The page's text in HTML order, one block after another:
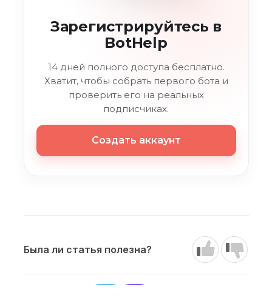
Зарегистрируйтесь в
BotHelp
14 дней полного доступа бесплатно.
Хватит, чтобы собрать первого бота и
проверить его на реальных
подписчиках.
Создать аккаунт
Была ли статья полезна?